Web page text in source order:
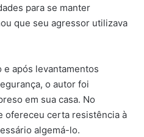
para se manter
que seu agressor utilizava
e após levantamentos
o autor foi
em sua casa. No
ofereceu certa resistência à
algemá-lo.